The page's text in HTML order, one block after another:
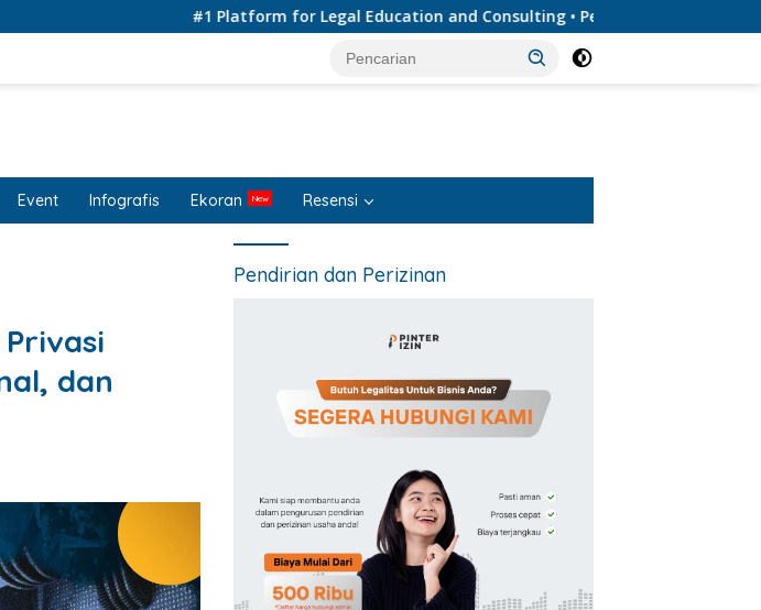
#1 Platform for Legal Education and Consulting • Penyedia Layanan Jasa
Event Infografis Ekoran Resensi
dan
Pendirian dan Perizinan